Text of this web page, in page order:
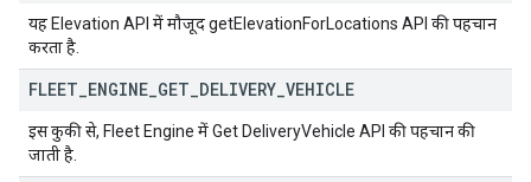
यह Elevation API में मौजूद getElevationForLocations API की पहचान
करता है.
FLEET ENGINE GET DELIVERY VEHICLE
इस कुकी से, Fleet Engine में Get DeliveryVehicle API की पहचान की
जाती है.